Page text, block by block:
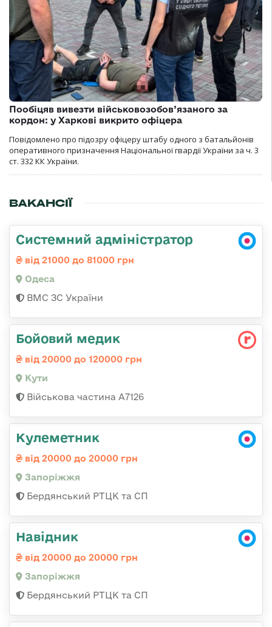
Пообіцяв вивезти військовозобов’язаного за
кордон: у Харкові викрито офіцера
Повідомлено про підозру офіцеру штабу одного з батальйонів
оперативного призначення Національної гвардії України за ч. 3
ст. 332 КК України.
ВАКАНСІЇ
Системний адміністратор
від 21000 до 81000 грн
Одеса
ВМС ЗС України
Бойовий медик
від 20000 до 120000 грн
Кути
Військова частина А7126
Кулеметник
від 20000 до 20000 грн
Запоріжжя
Бердянський РТЦК та СП
Навідник
від 20000 до 20000 грн
Запоріжжя
Бердянський РТЦК та СП